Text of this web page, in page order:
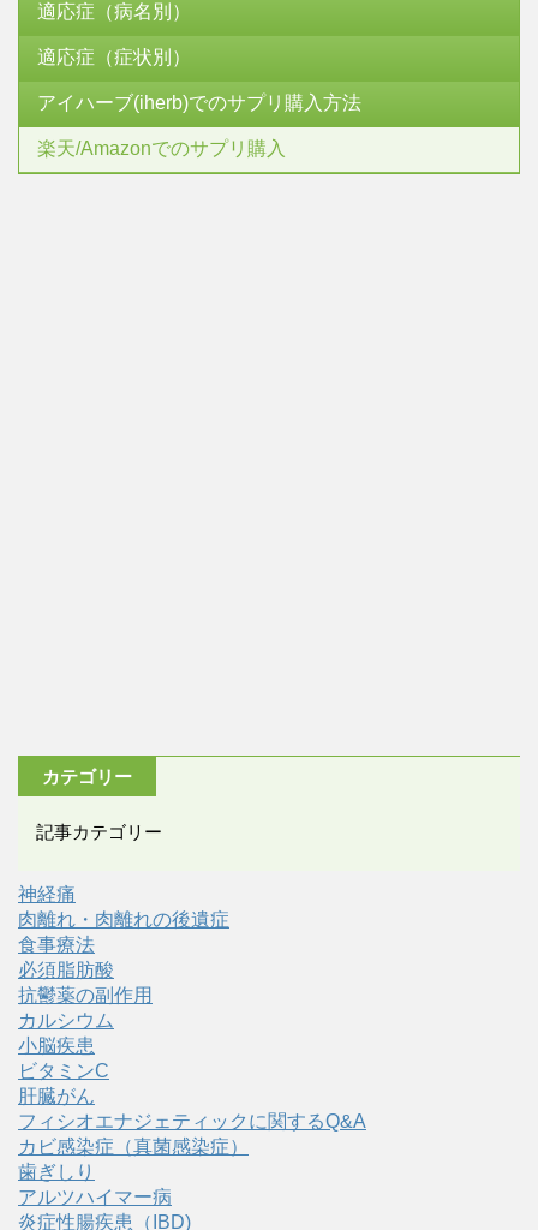
適応症（病名別）
適応症（症状別）
アイハーブ(iherb)でのサプリ購入方法
楽天/Amazonでのサプリ購入
カテゴリー
記事カテゴリー
神経痛
肉離れ・肉離れの後遺症
食事療法
必須脂肪酸
抗鬱薬の副作用
カルシウム
小脳疾患
ビタミンC
肝臓がん
フィシオエナジェティックに関するQ&A
カビ感染症（真菌感染症）
歯ぎしり
アルツハイマー病
炎症性腸疾患（IBD)